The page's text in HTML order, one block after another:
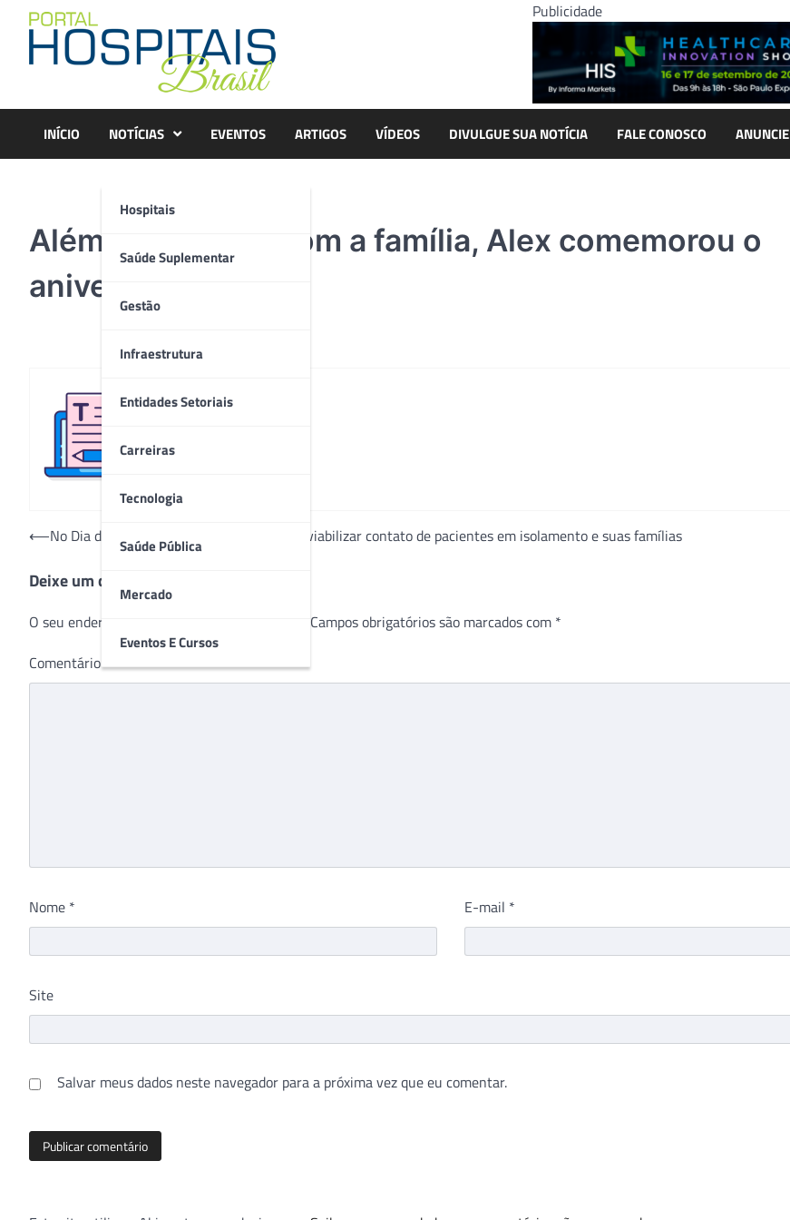
content
Publicidade
INÍCIO NOTÍCIAS
Hospitais
Saúde Suplementar
Gestão
Infraestrutura
Entidades Setoriais
Carreiras
Tecnologia
Saúde Pública
Mercado
Eventos E Cursos
EVENTOS ARTIGOS VÍDEOS DIVULGUE SUA NOTÍCIA FALE CONOSCO ANUNCIE
Além de contato com a família, Alex comemorou o
aniversário
Navegação
Post
⟵No Dia dos Pais, hospital usa tablets para viabilizar contato de pacientes em isolamento e suas famílias
Deixe um comentário
O seu endereço de e-mail não será publicado. Campos obrigatórios são marcados com *
Comentário*
Nome * E-mail *
Site
Salvar meus dados neste navegador para a próxima vez que eu comentar.